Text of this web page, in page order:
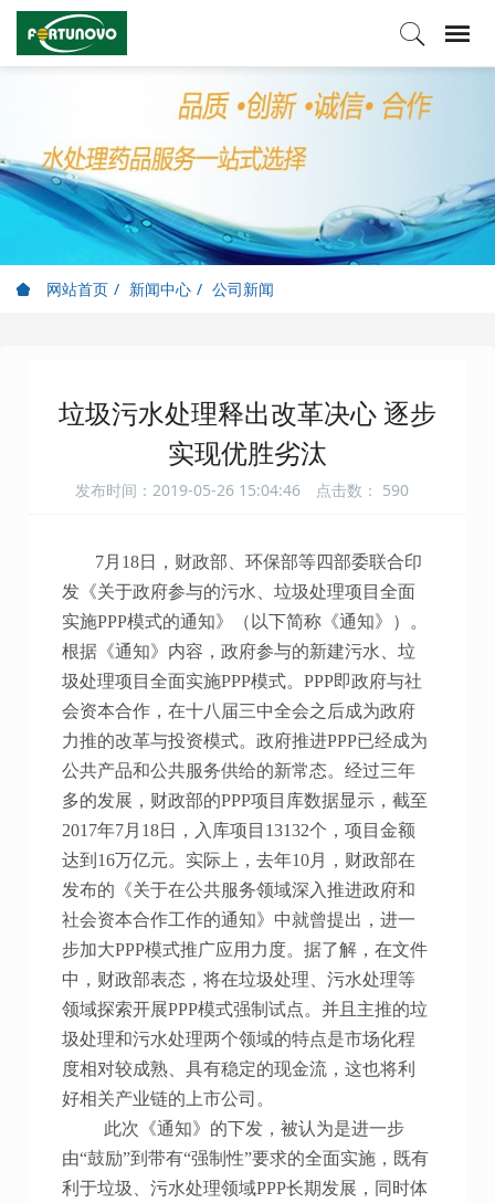
网站首页 新闻中心 公司新闻
垃圾污水处理释出改革决心 逐步
实现优胜劣汰
发布时间：2019-05-26 15:04:46 点击数： 590
7月18日，财政部、环保部等四部委联合印
发《关于政府参与的污水、垃圾处理项目全面
实施PPP模式的通知》（以下简称《通知》）。
根据《通知》内容，政府参与的新建污水、垃
圾处理项目全面实施PPP模式。PPP即政府与社
会资本合作，在十八届三中全会之后成为政府
力推的改革与投资模式。政府推进PPP已经成为
公共产品和公共服务供给的新常态。经过三年
多的发展，财政部的PPP项目库数据显示，截至
2017年7月18日，入库项目13132个，项目金额
达到16万亿元。实际上，去年10月，财政部在
发布的《关于在公共服务领域深入推进政府和
社会资本合作工作的通知》中就曾提出，进一
步加大PPP模式推广应用力度。据了解，在文件
中，财政部表态，将在垃圾处理、污水处理等
领域探索开展PPP模式强制试点。并且主推的垃
圾处理和污水处理两个领域的特点是市场化程
度相对较成熟、具有稳定的现金流，这也将利
好相关产业链的上市公司。
此次《通知》的下发，被认为是进一步
由“鼓励”到带有“强制性”要求的全面实施，既有
利于垃圾、污水处理领域PPP长期发展，同时体